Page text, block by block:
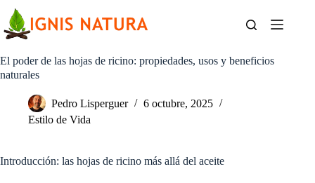
contenido
El poder de las hojas de ricino: propiedades, usos y beneficios
naturales
Pedro Lisperguer
6 octubre, 2025
Estilo de Vida
Introducción: las hojas de ricino más allá del aceite